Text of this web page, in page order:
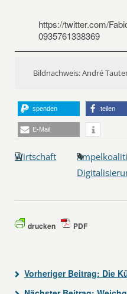
https://twitter.com/
0935761338369
Bildnachweis: André
spenden teilen
E-Mail
Wirtschaft
drucken PDF
Vorheriger Beitrag: Die